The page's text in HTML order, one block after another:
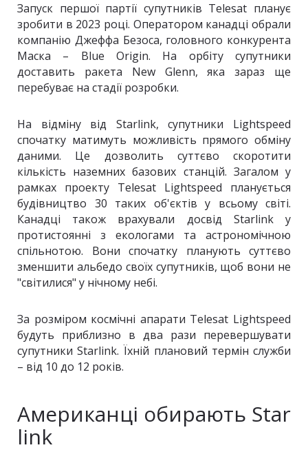
Запуск першої партії супутників Telesat планує
зробити в 2023 році. Оператором канадці обрали
компанію Джеффа Безоса, головного конкурента
Маска – Blue Origin. На орбіту супутники
доставить ракета New Glenn, яка зараз ще
перебуває на стадії розробки.
На відміну від Starlink, супутники Lightspeed
спочатку матимуть можливість прямого обміну
даними. Це дозволить суттєво скоротити
кількість наземних базових станцій. Загалом у
рамках проекту Telesat Lightspeed планується
будівництво 30 таких об'єктів у всьому світі.
Канадці також врахували досвід Starlink у
протистоянні з екологами та астрономічною
спільнотою. Вони спочатку планують суттєво
зменшити альбедо своїх супутників, щоб вони не
"світилися" у нічному небі.
За розміром космічні апарати Telesat Lightspeed
будуть приблизно в два рази перевершувати
супутники Starlink. Їхній плановий термін служби
– від 10 до 12 років.
Американці обирають Star
link